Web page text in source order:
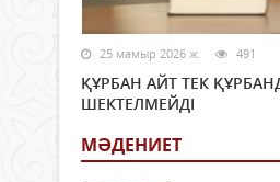
25 мамыр 2026 ж. 491
ҚҰРБАН АЙТ ТЕК
ШЕКТЕЛМЕЙДІ
МӘДЕНИЕТ